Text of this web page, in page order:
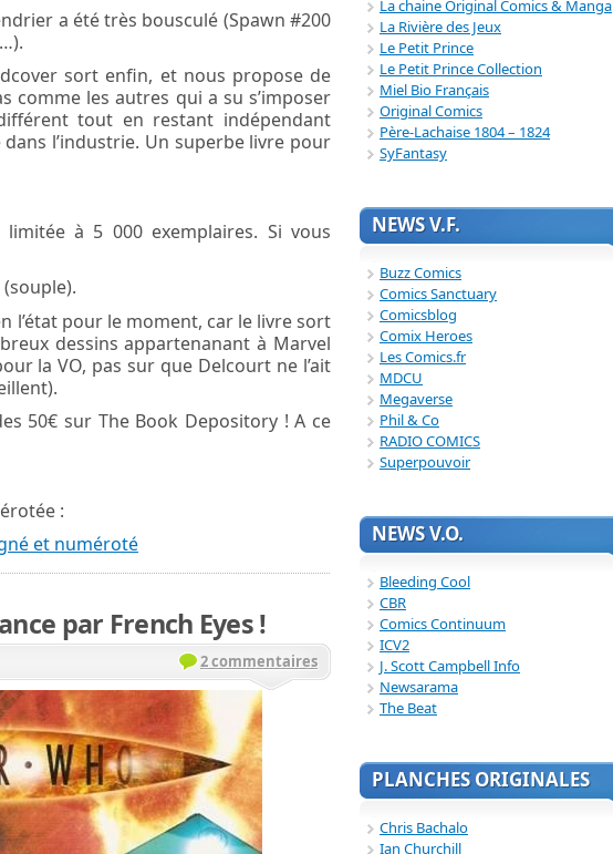
a été très bousculé (Spawn #200
sort enfin, et nous propose de
les autres qui a su s’imposer
tout en restant indépendant
l’industrie. Un superbe livre pour
à 5 000 exemplaires. Si vous
l’état pour le moment, car le livre sort
dessins appartenanant à Marvel
la VO, pas sur que Delcourt ne l’ait
50€ sur The Book Depository ! A ce
:
et numéroté
par French Eyes !
2 commentaires
La chaine Original Comics & Manga
La Rivière des Jeux
Le Petit Prince
Le Petit Prince Collection
Miel Bio Français
Original Comics
Père-Lachaise 1804 – 1824
SyFantasy
NEWS V.F.
Buzz Comics
Comics Sanctuary
Comicsblog
Comix Heroes
Les Comics.fr
MDCU
Megaverse
Phil & Co
RADIO COMICS
Superpouvoir
NEWS V.O.
Bleeding Cool
CBR
Comics Continuum
ICV2
J. Scott Campbell Info
Newsarama
The Beat
PLANCHES ORIGINALES
Chris Bachalo
Ian Churchill